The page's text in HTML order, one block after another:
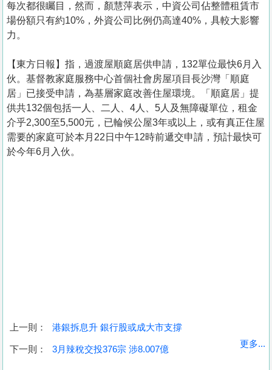
收
每次都很矚目，然而，顏慧萍表示，中資公司佔整體租賃市
場份額只有約10%，外資公司比例仍高達40%，具較大影響
力。
【東方日報】指，過渡屋順庭居供申請，132單位最快6月入
伙。基督教家庭服務中心首個社會房屋項目長沙灣「順庭
居」已接受申請，為基層家庭改善住屋環境。「順庭居」提
供共132個包括一人、二人、4人、5人及無障礙單位，租金
介乎2,300至5,500元，已輪候公屋3年或以上，或有真正住屋
需要的家庭可於本月22日中午12時前遞交申請，預計最快可
於今年6月入伙。
上一則： 港銀拆息升 銀行股或成大市支撐
下一則： 3月辣稅交投376宗 涉8.007億
更多...